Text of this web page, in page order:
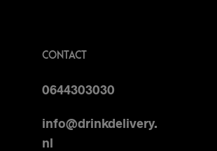
CONTACT
0644303030
info@drinkdelivery.
nl